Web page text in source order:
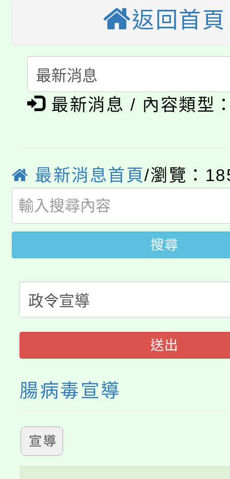
視費優惠，中低收入戶
半價優惠，詳情可洽有
者。
大園自造教育及科技
份教師增能研習
大溪自造教育及科技中
份教師研習
淨零綠生活教案入校路
會
公告本校115學年度第
徵才活動。
YOUNG桃局內行報名
局官網。
8月14至27日，桃園電
開!
115年桃園市運動會8/
田徑場及游泳池舉行。
桃園市低收入戶享有免
視費優惠，中低收入戶
半價優惠，詳情可洽有
者。
大園自造教育及科技中
份教師增能研習
大溪自造教育及科技中
份教師研習
淨零綠生活教案入校路
會
返回首頁
最新消息 / 內容類型
最新消息首頁/瀏覽：
搜尋
送出
腸病毒宣導
宣導